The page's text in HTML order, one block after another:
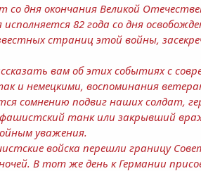
со дня окончания Великой
82 года со дня
страниц этой войны,
вам об этих событиях с
и немецкими, воспоминания
сомнению подвиг наших солдат,
танк или закрывший
уважения.
войска перешли границу
В тот же день к Германии